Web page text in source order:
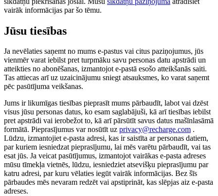
vairāk informācijas par šo tēmu.
Jūsu tiesības
Ja nevēlaties saņemt no mums e-pastus vai citus paziņojumus, jūs
vienmēr varat iebilst pret turpmāku savu personas datu apstrādi un
atteikties no abonēšanas, izmantojot e-pastā esošo atteikšanās saiti.
Tas attiecas arī uz uzaicinājumu sniegt atsauksmes, ko varat saņemt
pēc pasūtījuma veikšanas.
Jums ir likumīgas tiesības pieprasīt mums pārbaudīt, labot vai dzēst
visus jūsu personas datus, ko esam saglabājuši, kā arī tiesības iebilst
pret apstrādi vai ierobežot to, kā arī pārsūtīt savus datus mašīnlasāmā
formātā. Pieprasījumus var nosūtīt uz privacy@recharge.com .
Lūdzu, izmantojiet e-pasta adresi, kas ir saistīta ar personas datiem,
par kuriem iesniedzat pieprasījumu, lai mēs varētu pārbaudīt, vai tas
esat jūs. Ja veicat pasūtījumus, izmantojot vairākas e-pasta adreses
mūsu tīmekļa vietnēs, lūdzu, iesniedziet atsevišķu pieprasījumu par
katru adresi, par kuru vēlaties iegūt vairāk informācijas. Bez šīs
pārbaudes mēs nevaram redzēt vai apstiprināt, kas slēpjas aiz e-pasta
adreses.